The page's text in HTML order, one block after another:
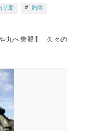
り船 釣果
や丸へ乗船!! 久々の